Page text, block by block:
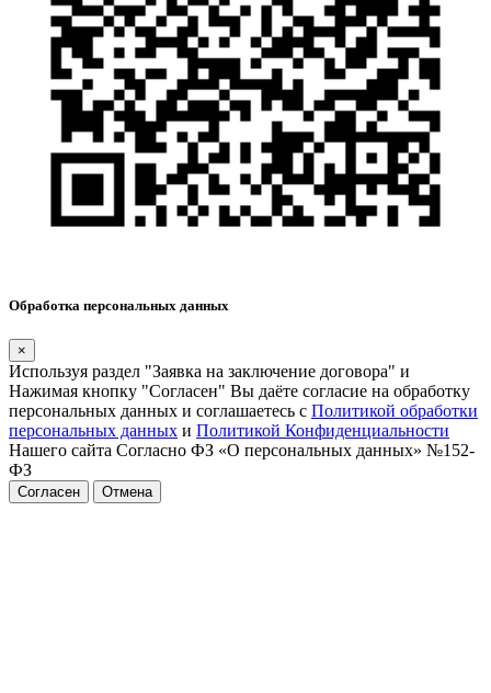
Обработка персональных данных
×
Используя раздел "Заявка на заключение договора" и
Нажимая кнопку "Согласен" Вы даёте согласие на обработку
персональных данных и соглашаетесь с Политикой обработки
персональных данных и Политикой Конфиденциальности
Нашего сайта Согласно ФЗ «О персональных данных» №152-
ФЗ
Согласен Отмена